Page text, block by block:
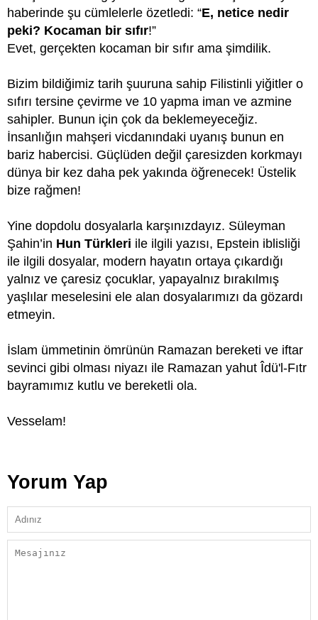
haberinde şu cümlelerle özetledi: “E, netice nedir
peki? Kocaman bir sıfır!”
Evet, gerçekten kocaman bir sıfır ama şimdilik.
Bizim bildiğimiz tarih şuuruna sahip Filistinli yiğitler o
sıfırı tersine çevirme ve 10 yapma iman ve azmine
sahipler. Bunun için çok da beklemeyeceğiz.
İnsanlığın mahşeri vicdanındaki uyanış bunun en
bariz habercisi. Güçlüden değil çaresizden korkmayı
dünya bir kez daha pek yakında öğrenecek! Üstelik
bize rağmen!
Yine dopdolu dosyalarla karşınızdayız. Süleyman
Şahin’in Hun Türkleri ile ilgili yazısı, Epstein iblisliği
ile ilgili dosyalar, modern hayatın ortaya çıkardığı
yalnız ve çaresiz çocuklar, yapayalnız bırakılmış
yaşlılar meselesini ele alan dosyalarımızı da gözardı
etmeyin.
İslam ümmetinin ömrünün Ramazan bereketi ve iftar
sevinci gibi olması niyazı ile Ramazan yahut Îdü'l-Fıtr
bayramımız kutlu ve bereketli ola.
Vesselam!
Yorum Yap